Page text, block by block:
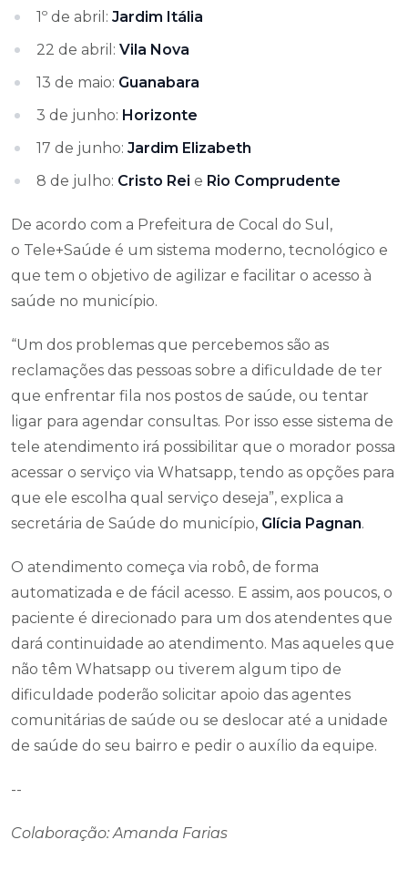
1º de abril: Jardim Itália
22 de abril: Vila Nova
13 de maio: Guanabara
3 de junho: Horizonte
17 de junho: Jardim Elizabeth
8 de julho: Cristo Rei e Rio Comprudente
De acordo com a Prefeitura de Cocal do Sul,
o Tele+Saúde é um sistema moderno, tecnológico e
que tem o objetivo de agilizar e facilitar o acesso à
saúde no município.
“Um dos problemas que percebemos são as
reclamações das pessoas sobre a dificuldade de ter
que enfrentar fila nos postos de saúde, ou tentar
ligar para agendar consultas. Por isso esse sistema de
tele atendimento irá possibilitar que o morador possa
acessar o serviço via Whatsapp, tendo as opções para
que ele escolha qual serviço deseja”, explica a
secretária de Saúde do município, Glícia Pagnan.
O atendimento começa via robô, de forma
automatizada e de fácil acesso. E assim, aos poucos, o
paciente é direcionado para um dos atendentes que
dará continuidade ao atendimento. Mas aqueles que
não têm Whatsapp ou tiverem algum tipo de
dificuldade poderão solicitar apoio das agentes
comunitárias de saúde ou se deslocar até a unidade
de saúde do seu bairro e pedir o auxílio da equipe.
--
Colaboração: Amanda Farias